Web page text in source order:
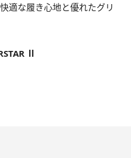
適な履き心地と優れたグリ
Ⅱ